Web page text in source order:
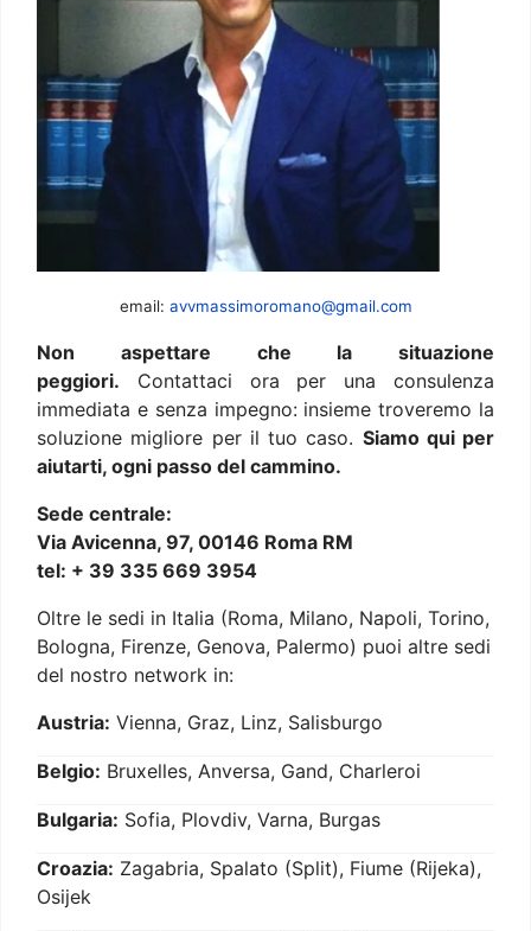
email: avvmassimoromano@gmail.com
Non aspettare che la situazione
peggiori. Contattaci ora per una consulenza
immediata e senza impegno: insieme troveremo la
soluzione migliore per il tuo caso. Siamo qui per
aiutarti, ogni passo del cammino.
Sede centrale:
Via Avicenna, 97, 00146 Roma RM
tel: + 39 335 669 3954
Oltre le sedi in Italia (Roma, Milano, Napoli, Torino,
Bologna, Firenze, Genova, Palermo) puoi altre sedi
del nostro network in:
Austria: Vienna, Graz, Linz, Salisburgo
Belgio: Bruxelles, Anversa, Gand, Charleroi
Bulgaria: Sofia, Plovdiv, Varna, Burgas
Croazia: Zagabria, Spalato (Split), Fiume (Rijeka),
Osijek